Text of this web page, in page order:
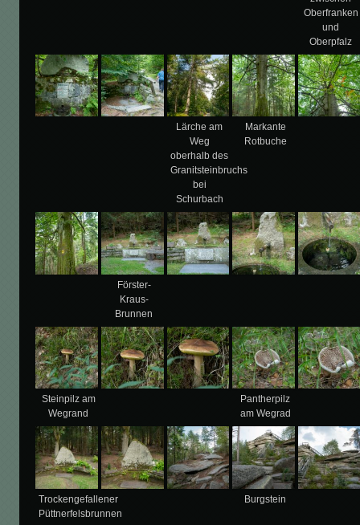
Oberfranken
und
Oberpfalz
Lärche am
Weg
oberhalb des
Granitsteinbruchs
bei
Schurbach
Markante
Rotbuche
Förster-
Kraus-
Brunnen
Steinpilz am
Wegrand
Pantherpilz
am Wegrad
Trockengefallener
Püttnerfelsbrunnen
Burgstein